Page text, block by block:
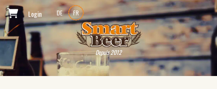
Login DE FR
Depuis 2012